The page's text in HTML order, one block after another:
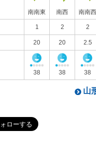
南南東 南西 南南西
1 2 2
20 20 2.5
38 38 38
山